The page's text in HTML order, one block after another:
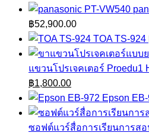
฿52,900.00
TOA TS-924
แขวนโปรเจคเตอร์ Proedu1
Original
price
was:
฿3,000.00.
฿1,800.00Current
price
is:
฿1,800.00.
Epson
ซอฟต์แวร์สื่อการเรียนการส